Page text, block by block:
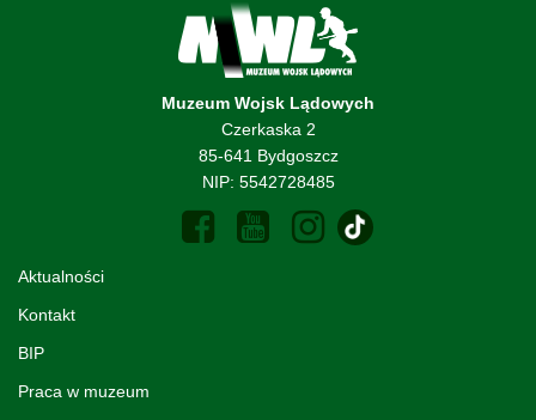
Muzeum Wojsk Lądowych
Czerkaska 2
85-641 Bydgoszcz
NIP: 5542728485
Aktualności
Kontakt
BIP
Praca w muzeum